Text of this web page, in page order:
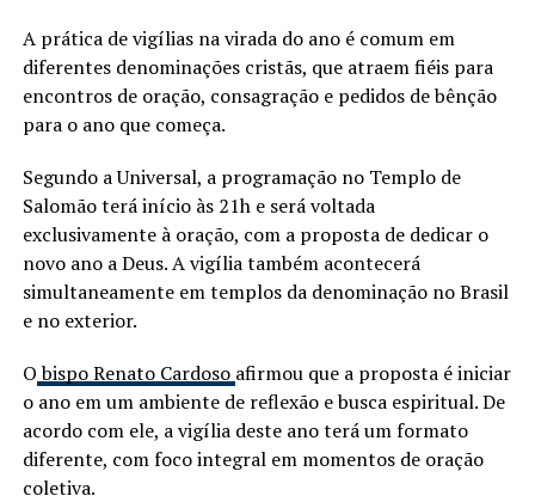
A prática de vigílias na virada do ano é comum em
diferentes denominações cristãs, que atraem fiéis para
encontros de oração, consagração e pedidos de bênção
para o ano que começa.
Segundo a Universal, a programação no Templo de
Salomão terá início às 21h e será voltada
exclusivamente à oração, com a proposta de dedicar o
novo ano a Deus. A vigília também acontecerá
simultaneamente em templos da denominação no Brasil
e no exterior.
Obispo Renato Cardoso afirmou que a proposta é iniciar
o ano em um ambiente de reflexão e busca espiritual. De
acordo com ele, a vigília deste ano terá um formato
diferente, com foco integral em momentos de oração
coletiva.